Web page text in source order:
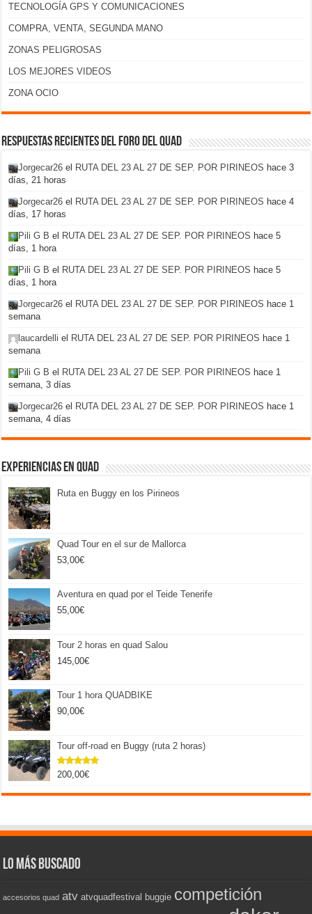
TECNOLOGÍA GPS Y COMUNICACIONES
COMPRA, VENTA, SEGUNDA MANO
ZONAS PELIGROSAS
LOS MEJORES VIDEOS
ZONA OCIO
Respuestas recientes del foro del Quad
Jorgecar26 el RUTA DEL 23 AL 27 DE SEP. POR PIRINEOS hace 3
días, 21 horas
Jorgecar26 el RUTA DEL 23 AL 27 DE SEP. POR PIRINEOS hace 4
días, 17 horas
Pili G B el RUTA DEL 23 AL 27 DE SEP. POR PIRINEOS hace 5
días, 1 hora
Pili G B el RUTA DEL 23 AL 27 DE SEP. POR PIRINEOS hace 5
días, 1 hora
Jorgecar26 el RUTA DEL 23 AL 27 DE SEP. POR PIRINEOS hace 1
semana
laucardelli el RUTA DEL 23 AL 27 DE SEP. POR PIRINEOS hace 1
semana
Pili G B el RUTA DEL 23 AL 27 DE SEP. POR PIRINEOS hace 1
semana, 3 días
Jorgecar26 el RUTA DEL 23 AL 27 DE SEP. POR PIRINEOS hace 1
semana, 4 días
Experiencias en Quad
Ruta en Buggy en los Pirineos
Quad Tour en el sur de Mallorca
53,00€
Aventura en quad por el Teide Tenerife
55,00€
Tour 2 horas en quad Salou
145,00€
Tour 1 hora QUADBIKE
90,00€
Tour off-road en Buggy (ruta 2 horas)
Valorado
de 5
200,00€
Lo más buscado
accesorios quad atv atvquadfestival buggie competición